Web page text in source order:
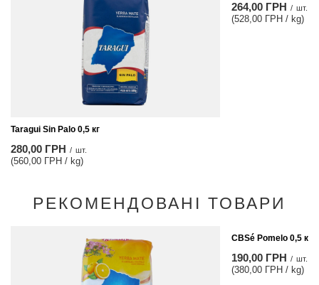
Taragui Sin Palo 0,5 кг
280,00 ГРН / шт.
(560,00 ГРН / kg)
264,00 ГРН / шт.
(528,00 ГРН / kg)
РЕКОМЕНДОВАНІ ТОВАРИ
CBSé Pomelo 0,5 кг
190,00 ГРН / шт.
(380,00 ГРН / kg)